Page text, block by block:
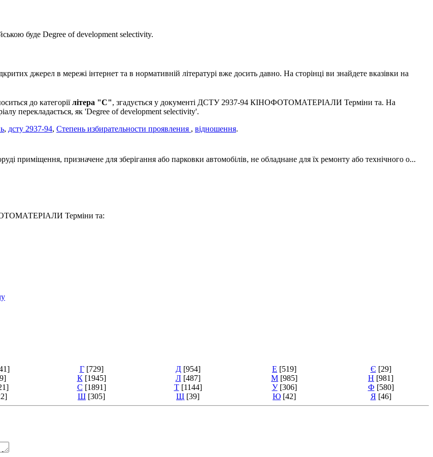
буде Degree of development selectivity.
джерел в мережі інтернет та в нормативній літературі вже досить давно. На сторінці ви знайдете вказівки на
до категоріїлітера "С", згадується у документі ДСТУ 2937-94 КІНОФОТОМАТЕРІАЛИ Терміни та. На
перекладається, як 'Degree of development selectivity'.
, дсту 2937-94, Степень избирательности проявления , відношення.
приміщення, призначене для зберігання або парковки автомобілів, не обладнане для їх ремонту або технічного о...
Терміни та:
Г [729] Д [954] Е [519] Є [29]
К [1945] Л [487] М [985] Н [981]
С [1891] Т [1144] У [306] Ф [580]
Ш [305] Щ [39] Ю [42] Я [46]